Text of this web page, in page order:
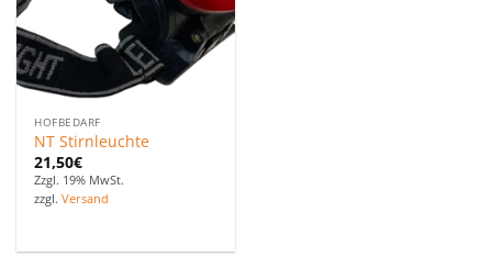
HOFBEDARF
NT Stirnleuchte
21,50€
Zzgl. 19% MwSt.
zzgl.Versand